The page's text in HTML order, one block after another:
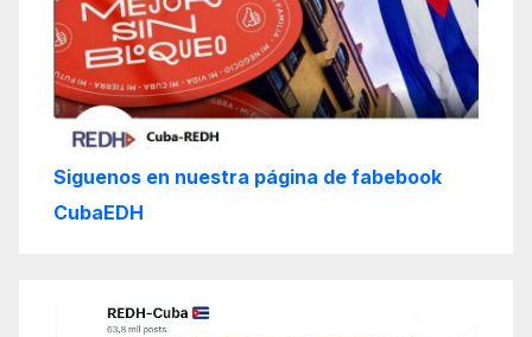
Siguenos en nuestra página de fabebook
CubaEDH